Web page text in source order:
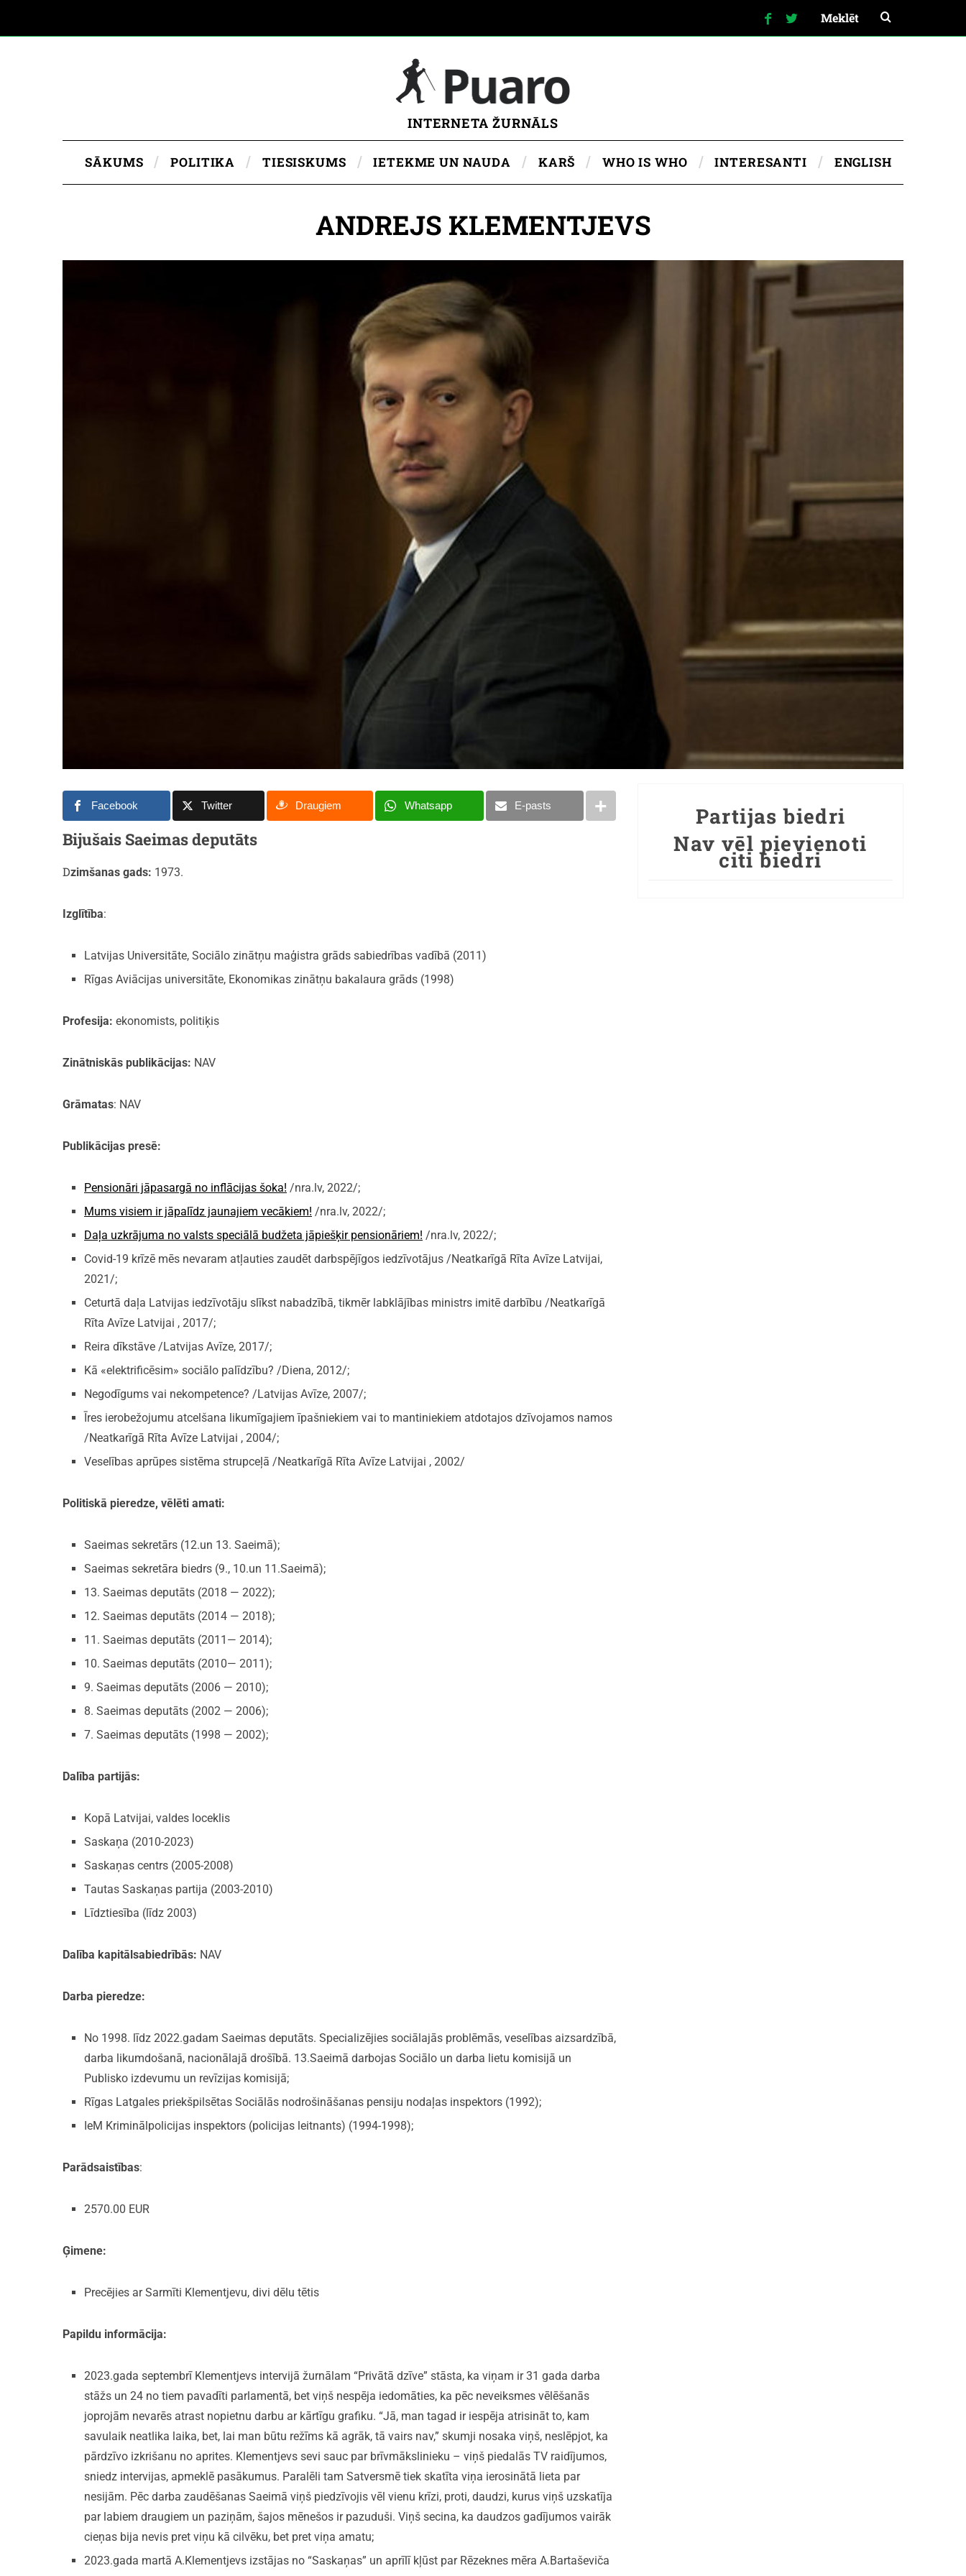
INTERNETA ŽURNĀLS
SĀKUMS POLITIKA TIESISKUMS IETEKME UN NAUDA KARŠ WHO IS WHO INTERESANTI ENGLISH
ANDREJS KLEMENTJEVS
Facebook Twitter Draugiem Whatsapp E-pasts
Bijušais Saeimas deputāts
Dzimšanas gads: 1973.
Izglītība:
Latvijas Universitāte, Sociālo zinātņu maģistra grāds sabiedrības vadībā (2011)
Rīgas Aviācijas universitāte, Ekonomikas zinātņu bakalaura grāds (1998)
Profesija: ekonomists, politiķis
Zinātniskās publikācijas: NAV
Grāmatas: NAV
Publikācijas presē:
Pensionāri jāpasargā no inflācijas šoka! /nra.lv, 2022/;
Mums visiem ir jāpalīdz jaunajiem vecākiem! /nra.lv, 2022/;
Daļa uzkrājuma no valsts speciālā budžeta jāpiešķir pensionāriem! /nra.lv, 2022/;
Covid-19 krīzē mēs nevaram atļauties zaudēt darbspējīgos iedzīvotājus /Neatkarīgā Rīta Avīze Latvijai,
2021/;
Ceturtā daļa Latvijas iedzīvotāju slīkst nabadzībā, tikmēr labklājības ministrs imitē darbību /Neatkarīgā
Rīta Avīze Latvijai , 2017/;
Reira dīkstāve /Latvijas Avīze, 2017/;
Kā «elektrificēsim» sociālo palīdzību? /Diena, 2012/;
Negodīgums vai nekompetence? /Latvijas Avīze, 2007/;
Īres ierobežojumu atcelšana likumīgajiem īpašniekiem vai to mantiniekiem atdotajos dzīvojamos namos
/Neatkarīgā Rīta Avīze Latvijai , 2004/;
Veselības aprūpes sistēma strupceļā /Neatkarīgā Rīta Avīze Latvijai , 2002/
Politiskā pieredze, vēlēti amati:
Saeimas sekretārs (12.un 13. Saeimā);
Saeimas sekretāra biedrs (9., 10.un 11.Saeimā);
13. Saeimas deputāts (2018 — 2022);
12. Saeimas deputāts (2014 — 2018);
11. Saeimas deputāts (2011— 2014);
10. Saeimas deputāts (2010— 2011);
9. Saeimas deputāts (2006 — 2010);
8. Saeimas deputāts (2002 — 2006);
7. Saeimas deputāts (1998 — 2002);
Dalība partijās:
Kopā Latvijai, valdes loceklis
Saskaņa (2010-2023)
Saskaņas centrs (2005-2008)
Tautas Saskaņas partija (2003-2010)
Līdztiesība (līdz 2003)
Dalība kapitālsabiedrībās: NAV
Darba pieredze:
No 1998. līdz 2022.gadam Saeimas deputāts. Specializējies sociālajās problēmās, veselības aizsardzībā,
darba likumdošanā, nacionālajā drošībā. 13.Saeimā darbojas Sociālo un darba lietu komisijā un
Publisko izdevumu un revīzijas komisijā;
Rīgas Latgales priekšpilsētas Sociālās nodrošināšanas pensiju nodaļas inspektors (1992);
IeM Kriminālpolicijas inspektors (policijas leitnants) (1994-1998);
Parādsaistības:
2570.00 EUR
Ģimene:
Precējies ar Sarmīti Klementjevu, divi dēlu tētis
Papildu informācija:
2023.gada septembrī Klementjevs intervijā žurnālam “Privātā dzīve” stāsta, ka viņam ir 31 gada darba
stāžs un 24 no tiem pavadīti parlamentā, bet viņš nespēja iedomāties, ka pēc neveiksmes vēlēšanās
joprojām nevarēs atrast nopietnu darbu ar kārtīgu grafiku. “Jā, man tagad ir iespēja atrisināt to, kam
savulaik neatlika laika, bet, lai man būtu režīms kā agrāk, tā vairs nav,” skumji nosaka viņš, neslēpjot, ka
pārdzīvo izkrišanu no aprites. Klementjevs sevi sauc par brīvmākslinieku – viņš piedalās TV raidījumos,
sniedz intervijas, apmeklē pasākumus. Paralēli tam Satversmē tiek skatīta viņa ierosinātā lieta par
nesijām. Pēc darba zaudēšanas Saeimā viņš piedzīvojis vēl vienu krīzi, proti, daudzi, kurus viņš uzskatīja
par labiem draugiem un paziņām, šajos mēnešos ir pazuduši. Viņš secina, ka daudzos gadījumos vairāk
cieņas bija nevis pret viņu kā cilvēku, bet pret viņa amatu;
2023.gada martā A.Klementjevs izstājas no “Saskaņas” un aprīlī kļūst par Rēzeknes mēra A.Bartaševiča
Partijas biedri
Nav vēl pievienoti
citi biedri